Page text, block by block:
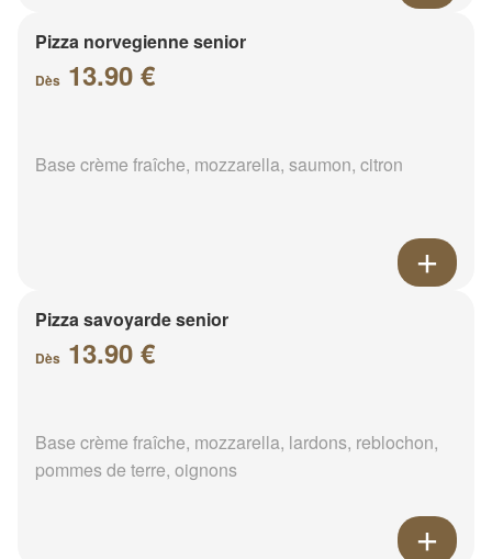
Pizza norvegienne senior
Dès 13.90 €
Base crème fraîche, mozzarella, saumon, citron
Pizza savoyarde senior
Dès 13.90 €
Base crème fraîche, mozzarella, lardons, reblochon,
pommes de terre, oignons